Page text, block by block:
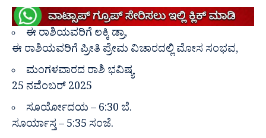
ಈ ರಾಶಿಯವರಿಗೆ ಲಕ್ಕಿ ಡ್ರಾ,
ಈ ರಾಶಿಯವರಿಗೆ ಪ್ರೀತಿ ಪ್ರೇಮ ವಿಚಾರದಲ್ಲಿ ಮೋಸ ಸಂಭವ,
ಮಂಗಳವಾರದ ರಾಶಿ ಭವಿಷ್ಯ
25 ನವೆಂಬರ್ 2025
ಸೂರ್ಯೋದಯ – 6:30 ಬೆ.
ಸೂರ್ಯಾಸ್ತ – 5:35 ಸಂಜೆ.